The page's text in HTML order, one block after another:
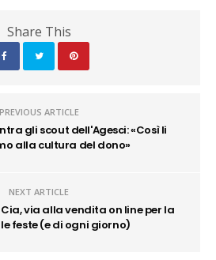
Share This
PREVIOUS ARTICLE
gli scout dell'Agesci: «Così li
alla cultura del dono»
NEXT ARTICLE
via alla vendita on line per la
feste (e di ogni giorno)